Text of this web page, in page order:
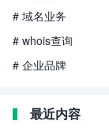
# 域名业务
# whois查询
# 企业品牌
最近内容